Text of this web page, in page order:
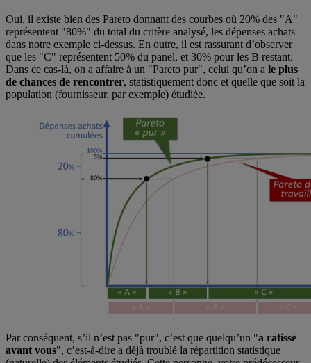
Oui, il existe bien des Pareto donnant des courbes où 20% des "A"
représentent "80%" du total du critère analysé, les dépenses achats
dans notre exemple ci-dessus. En outre, il est rassurant d’observer
que les "C" représentent 50% du panel, et 30% pour les B restant.
Dans ce cas-là, on a affaire à un "Pareto pur", celui qu’on a le plus
de chances de rencontrer, statistiquement donc et quelle que soit la
population (fournisseur, par exemple) étudiée.
Par conséquent, s’il n’est pas "pur", c’est que quelqu’un "a ratissé
avant vous", c’est-à-dire a déjà troublé la répartition statistique